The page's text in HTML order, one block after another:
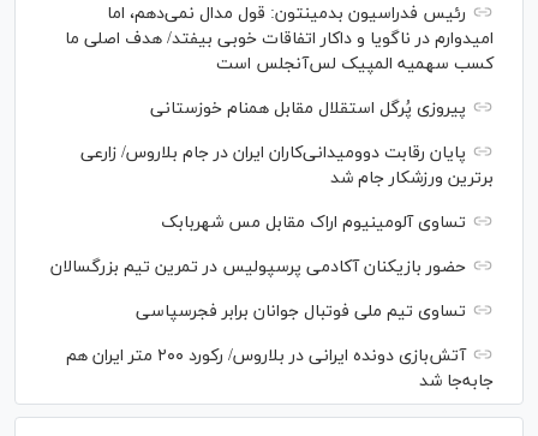
رئیس فدراسیون بدمینتون: قول مدال نمی‌دهم، اما
امیدوارم در ناگویا و داکار اتفاقات خوبی بیفتد/ هدف اصلی ما
کسب سهمیه المپیک لس‌آنجلس است
پیروزی پُرگل استقلال مقابل همنام خوزستانی
پایان رقابت دوومیدانی‌کاران ایران در جام بلاروس/ زارعی
برترین ورزشکار جام شد
تساوی آلومینیوم اراک مقابل مس شهربابک
حضور بازیکنان آکادمی پرسپولیس در تمرین تیم بزرگسالان
تساوی تیم ملی فوتبال جوانان برابر فجرسپاسی
آتش‌بازی دونده ایرانی در بلاروس/ رکورد ۲۰۰ متر ایران هم
جابه‌جا شد